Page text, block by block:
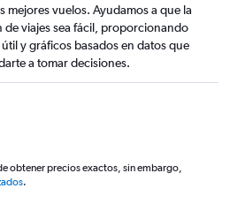
mejores vuelos. Ayudamos a que la
de viajes sea fácil, proporcionando
y gráficos basados en datos que
a tomar decisiones.
obtener precios exactos, sin embargo,
.